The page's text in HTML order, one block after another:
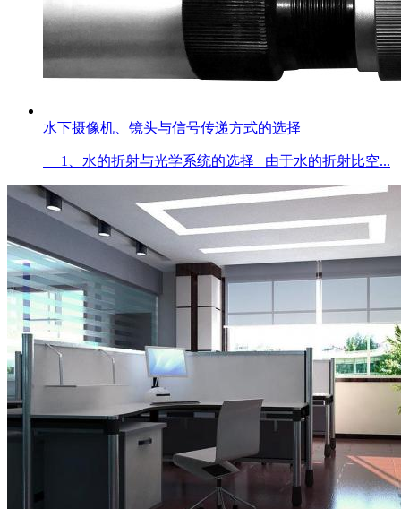
水下摄像机、镜头与信号传递方式的选择
1、水的折射与光学系统的选择 由于水的折射比空...